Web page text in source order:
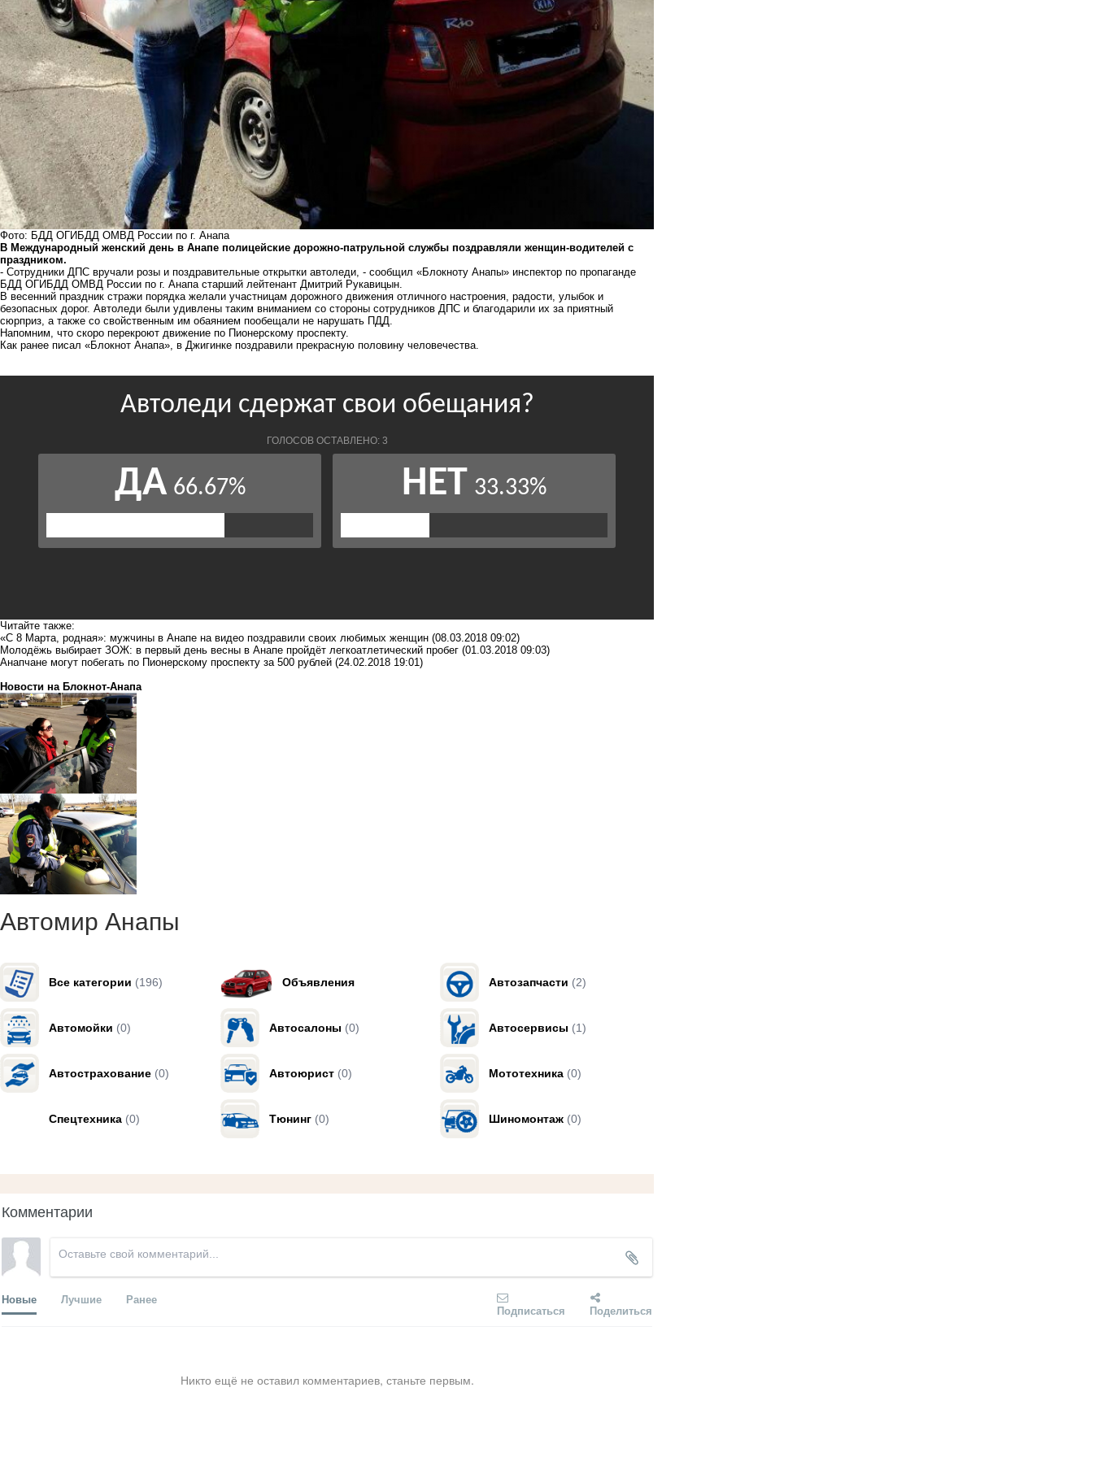
Фото: БДД ОГИБДД ОМВД России по г. Анапа
В Международный женский день в Анапе полицейские дорожно-патрульной службы поздравляли женщин-водителей с
праздником.
- Сотрудники ДПС вручали розы и поздравительные открытки автоледи, - сообщил «Блокноту Анапы» инспектор по пропаганде
БДД ОГИБДД ОМВД России по г. Анапа старший лейтенант Дмитрий Рукавицын.
В весенний праздник стражи порядка желали участницам дорожного движения отличного настроения, радости, улыбок и
безопасных дорог. Автоледи были удивлены таким вниманием со стороны сотрудников ДПС и благодарили их за приятный
сюрприз, а также со свойственным им обаянием пообещали не нарушать ПДД.
Напомним, что скоро перекроют движение по Пионерскому проспекту.
Как ранее писал «Блокнот Анапа», в Джигинке поздравили прекрасную половину человечества.
Читайте также:
«С 8 Марта, родная»: мужчины в Анапе на видео поздравили своих любимых женщин (08.03.2018 09:02)
Молодёжь выбирает ЗОЖ: в первый день весны в Анапе пройдёт легкоатлетический пробег (01.03.2018 09:03)
Анапчане могут побегать по Пионерскому проспекту за 500 рублей (24.02.2018 19:01)
Новости на Блoкнoт-Анапа
Автомир Анапы
Все категории (196) Объявления Автозапчасти (2)
Автомойки (0) Автосалоны (0) Автосервисы (1)
Автострахование (0) Автоюрист (0) Мототехника (0)
Спецтехника (0) Тюнинг (0) Шиномонтаж (0)
Комментарии
Новые Лучшие Ранее
Подписаться Поделиться
Никто ещё не оставил комментариев, станьте первым.